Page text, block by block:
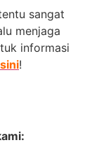
sangat
menjaga
informasi
!